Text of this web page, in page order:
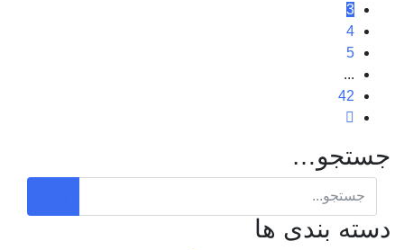
3
4
5
...
42
جستجو…
دسته بندی ها